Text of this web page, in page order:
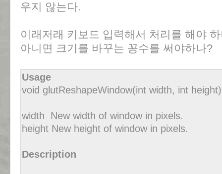
우지 않는다.
이래저래 키보드 입력해서 처리를 해야
아니면 크기를 바꾸는 꽁수를 써야하나?
Usage
void glutReshapeWindow(int width, int
width New width of window in pixels.
height New height of window in pixels.
Description